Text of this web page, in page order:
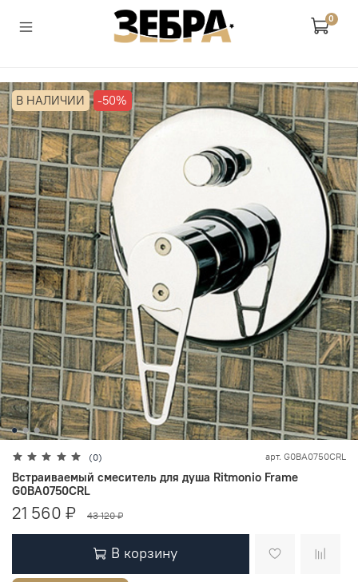
0
В НАЛИЧИИ -50%
(0) арт. G0BA0750CRL
Встраиваемый смеситель для душа Ritmonio Frame
G0BA0750CRL
21 560 ₽ 43 120 ₽
В корзину